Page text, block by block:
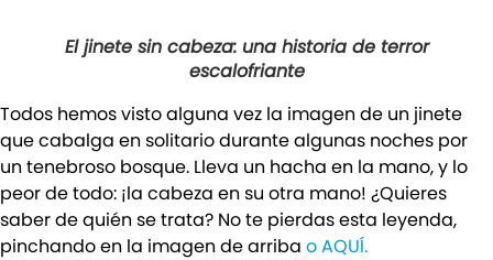
El jinete sin cabeza: una historia de terror
escalofriante
Todos hemos visto alguna vez la imagen de un jinete
que cabalga en solitario durante algunas noches por
un tenebroso bosque. Lleva un hacha en la mano, y lo
peor de todo: ¡la cabeza en su otra mano! ¿Quieres
saber de quién se trata? No te pierdas esta leyenda,
pinchando en la imagen de arriba o AQUÍ.